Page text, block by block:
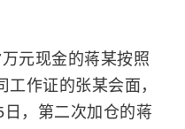
元现金的蒋某按照
作证的张某会面，
，第二次加仓的蒋